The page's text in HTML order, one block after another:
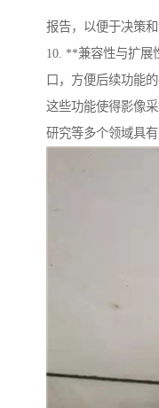
报告，以便于决策和
10. **兼容性与扩展
口，方便后续功能的
这些功能使得影像
研究等多个领域具有